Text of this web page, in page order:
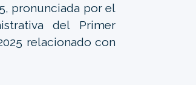
pronunciada por el
del Primer
relacionado con